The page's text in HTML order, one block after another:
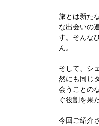
旅とは新た
な出会いの
す。そんな
ん。
そして、シ
然にも同じ
会うことの
ぐ役割を果
今回ご紹介